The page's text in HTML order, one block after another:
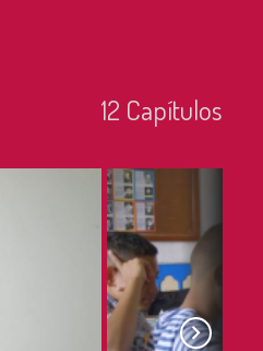
12 Capí­tulos